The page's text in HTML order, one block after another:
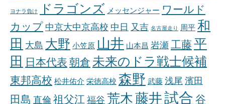
ヨナラ負け ドラゴンズ メッセンジャー ワールド
カップ 中京大中京高校 中日 又吉 名古屋走り 周平 和
田 大島 大野 小笠原 山井 山本昌 岩瀬工藤 平
田
日本代表 朝倉 未来のドラ戦士候補
東邦高校 松井佑介 栄徳高校 森野 武藤 浅尾 濱田
田島 直倫 祖父江 福谷 荒木藤井試合 谷